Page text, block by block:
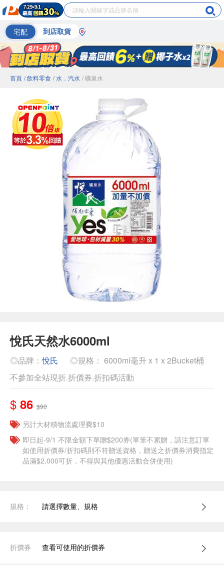
宅配 到店取貨
首頁 / 飲料零食 / 水．汽水 / 礦泉水
悅氏天然水6000ml
◎品牌：悅氏
◎規格： 6000ml毫升 x 1 x 2Bucket桶
不參加全站現折.折價券.折扣碼活動
$ 86 $90
另計大材積物流處理費$10
即日起-9/1 不限金額下單贈$200券(單筆不累贈，請注意訂單
如使用折價券/折扣碼則不符贈送資格，贈送之折價券消費指定
品滿$2,000可折，不得與其他優惠活動合併使用)
規格： 請選擇數量、規格
折價券 查看可使用的折價券